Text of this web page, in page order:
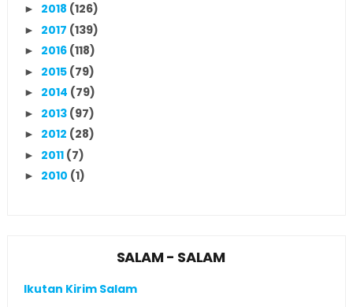
► 2018 (126)
► 2017 (139)
► 2016 (118)
► 2015 (79)
► 2014 (79)
► 2013 (97)
► 2012 (28)
► 2011 (7)
► 2010 (1)
SALAM - SALAM
Ikutan Kirim Salam